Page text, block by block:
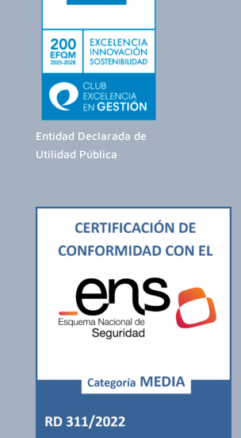
Entidad Declarada de
Utilidad Pública